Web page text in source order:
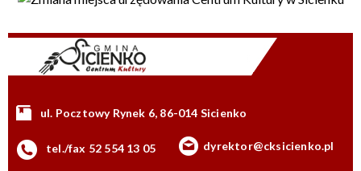
ul. Pocztowy Rynek 6, 86-014 Sicienko
tel./fax 52 554 13 05 dyrektor@cksicienko.pl